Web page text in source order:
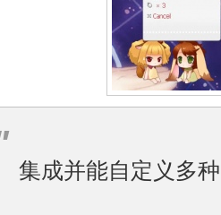
集成并能自定义多